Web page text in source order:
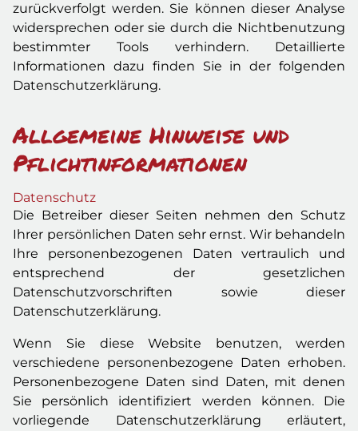
zurückverfolgt werden. Sie können dieser Analyse
widersprechen oder sie durch die Nichtbenutzung
bestimmter Tools verhindern. Detaillierte
Informationen dazu finden Sie in der folgenden
Datenschutzerklärung.
Allgemeine Hinweise und
Pflichtinformationen
Datenschutz
Die Betreiber dieser Seiten nehmen den Schutz
Ihrer persönlichen Daten sehr ernst. Wir behandeln
Ihre personenbezogenen Daten vertraulich und
entsprechend der gesetzlichen
Datenschutzvorschriften sowie dieser
Datenschutzerklärung.
Wenn Sie diese Website benutzen, werden
verschiedene personenbezogene Daten erhoben.
Personenbezogene Daten sind Daten, mit denen
Sie persönlich identifiziert werden können. Die
vorliegende Datenschutzerklärung erläutert,